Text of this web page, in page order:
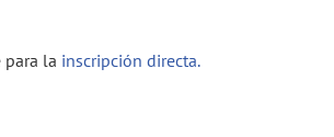
para la inscripción directa.